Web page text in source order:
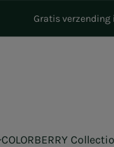
Gratis verzending
COLORBERRY